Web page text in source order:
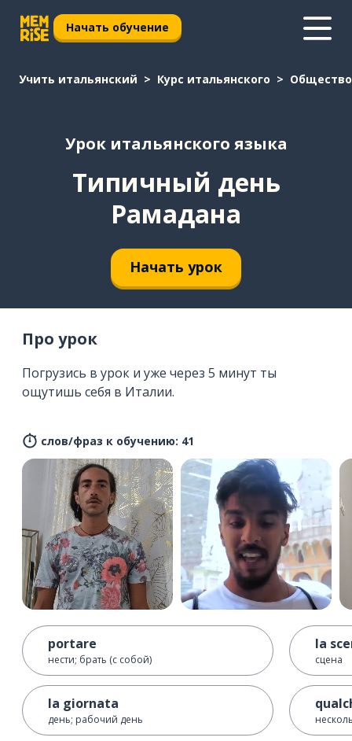
Начать обучение
Учить итальянский Курс итальянского Общество
Урок итальянского языка
Типичный день
Рамадана
Начать урок
Про урок
Погрузись в урок и уже через 5 минут ты
ощутишь себя в Италии.
слов/фраз к обучению: 41
portare
нести; брать (с собой)
la giornata
день; рабочий день
la
сцена